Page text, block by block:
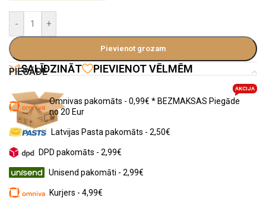
- +
Pievienot grozam
SALĪDZINĀT PIEVIENOT VĒLMĒM
PIEGĀDE
Omnivas pakomāts - 0,99€ * BEZMAKSAS Piegāde
no 20 Eur
AKCIJA
Latvijas Pasta pakomāts - 2,50€
DPD pakomāts - 2,99€
Unisend pakomāti - 2,99€
Kurjers - 4,99€